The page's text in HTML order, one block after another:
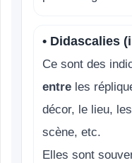
• Didascalies
Ce sont des
entre les
décor, le lieu,
scène, etc.
Elles sont